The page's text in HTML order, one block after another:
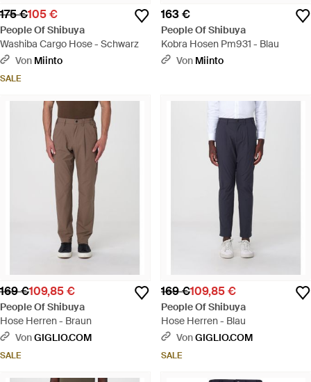
175 €105 €
People Of Shibuya
Washiba Cargo Hose - Schwarz
Von Miinto
SALE
163 €
People Of Shibuya
Kobra Hosen Pm931 - Blau
Von Miinto
169 €109,85 €
People Of Shibuya
Hose Herren - Braun
VonGIGLIO.COM
SALE
169 €109,85 €
People Of Shibuya
Hose Herren - Blau
VonGIGLIO.COM
SALE